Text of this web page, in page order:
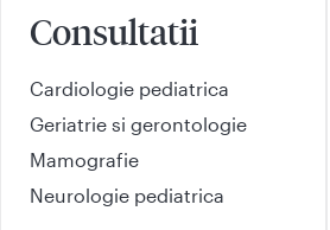
Consultatii
Cardiologie pediatrica
Geriatrie si gerontologie
Mamografie
Neurologie pediatrica